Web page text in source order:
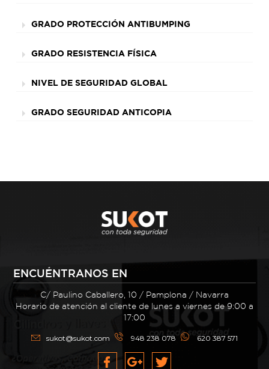
GRADO PROTECCIÓN ANTIBUMPING
GRADO RESISTENCIA FÍSICA
NIVEL DE SEGURIDAD GLOBAL
GRADO SEGURIDAD ANTICOPIA
ENCUÉNTRANOS EN
C/ Paulino Caballero, 10 / Pamplona / Navarra
Horario de atención al cliente de lunes a viernes de 9:00 a
17:00
sukot@sukot.com 948 238 078 620 387 571